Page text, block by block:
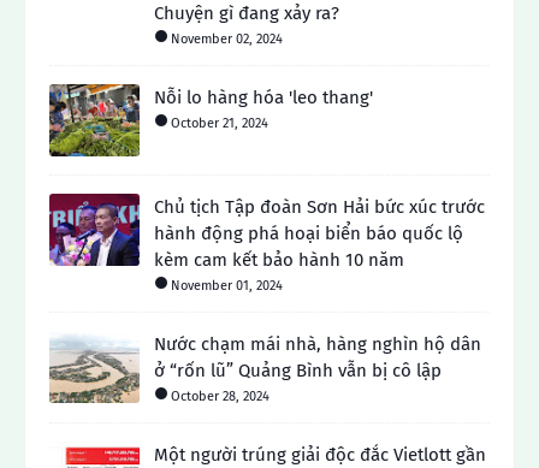
Chuyện gì đang xảy ra?
November 02, 2024
Nỗi lo hàng hóa 'leo thang'
October 21, 2024
Chủ tịch Tập đoàn Sơn Hải bức xúc trước
hành động phá hoại biển báo quốc lộ
kèm cam kết bảo hành 10 năm
November 01, 2024
Nước chạm mái nhà, hàng nghìn hộ dân
ở “rốn lũ” Quảng Bình vẫn bị cô lập
October 28, 2024
Một người trúng giải độc đắc Vietlott gần